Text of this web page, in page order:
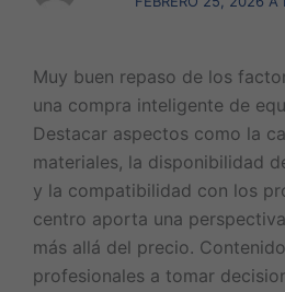
Muy buen repaso de los
una compra inteligente de
Destacar aspectos como la
materiales, la disponibilidad
y la compatibilidad con los
centro aporta una
más allá del precio.
profesionales a tomar